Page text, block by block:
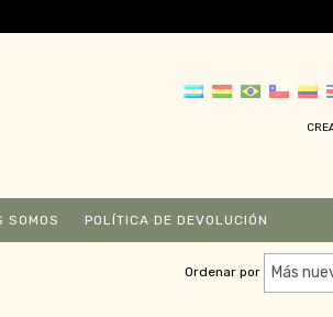
SOMOS POLÍTICA DE DEVOLUCIÓN
Ordenar por